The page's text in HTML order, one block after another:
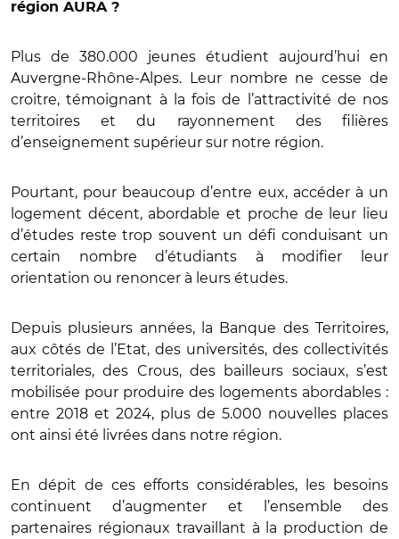
région AURA ?
Plus de 380.000 jeunes étudient aujourd’hui en
Auvergne-Rhône-Alpes. Leur nombre ne cesse de
croitre, témoignant à la fois de l’attractivité de nos
territoires et du rayonnement des filières
d’enseignement supérieur sur notre région.
Pourtant, pour beaucoup d’entre eux, accéder à un
logement décent, abordable et proche de leur lieu
d’études reste trop souvent un défi conduisant un
certain nombre d’étudiants à modifier leur
orientation ou renoncer à leurs études.
Depuis plusieurs années, la Banque des Territoires,
aux côtés de l’Etat, des universités, des collectivités
territoriales, des Crous, des bailleurs sociaux, s’est
mobilisée pour produire des logements abordables :
entre 2018 et 2024, plus de 5.000 nouvelles places
ont ainsi été livrées dans notre région.
En dépit de ces efforts considérables, les besoins
continuent d’augmenter et l’ensemble des
partenaires régionaux travaillant à la production de